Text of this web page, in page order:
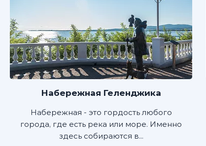
Набережная Геленджика
Набережная - это гордость любого
города, где есть река или море. Именно
здесь собираются в...